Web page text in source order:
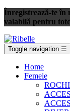
Înregistrează-te în
valabilă pentru
Toggle navigation ☰
Home
Femeie